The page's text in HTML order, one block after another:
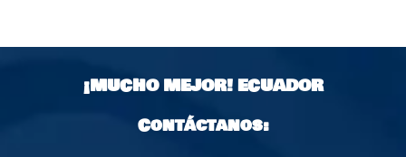
¡MUCHO MEJOR!ECUADOR
Contáctanos: